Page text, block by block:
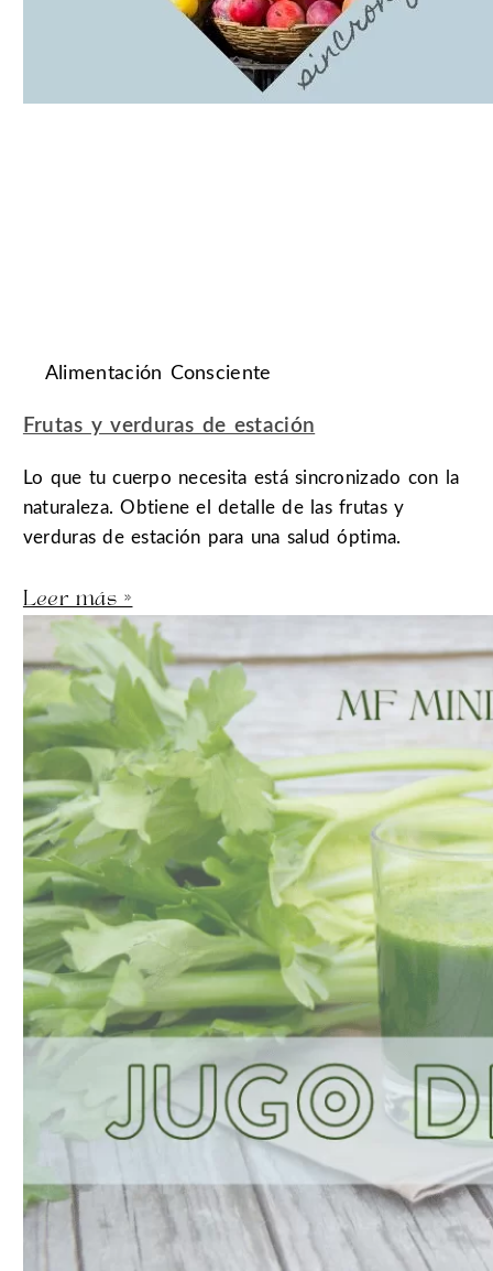
Alimentación Consciente
Frutas y verduras de estación
Lo que tu cuerpo necesita está sincronizado con la
naturaleza. Obtiene el detalle de las frutas y
verduras de estación para una salud óptima.
Leer más »